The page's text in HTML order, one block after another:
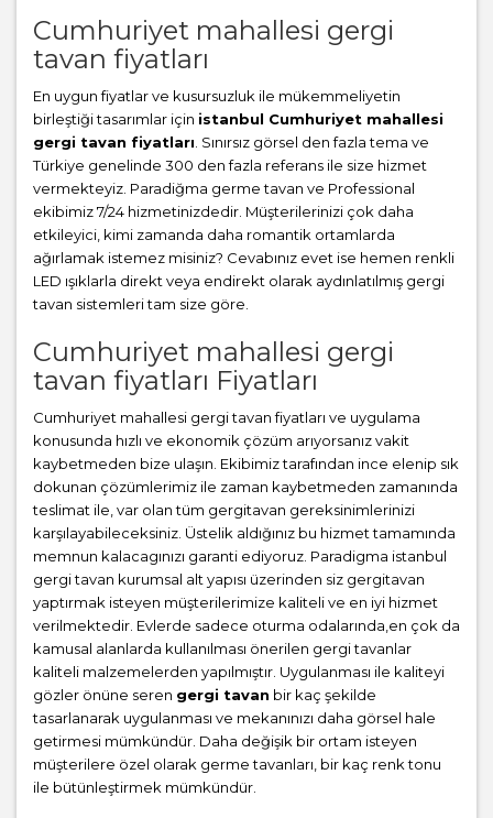
Cumhuriyet mahallesi gergi
tavan fiyatları
En uygun fiyatlar ve kusursuzluk ile mükemmeliyetin
birleştiği tasarımlar için istanbul Cumhuriyet mahallesi
gergi tavan fiyatları . Sınırsız görsel den fazla tema ve
Türkiye genelinde 300 den fazla referans ile size hizmet
vermekteyiz. Paradiğma germe tavan ve Professional
ekibimiz 7/24 hizmetinizdedir. Müşterilerinizi çok daha
etkileyici, kimi zamanda daha romantik ortamlarda
ağırlamak istemez misiniz? Cevabınız evet ise hemen renkli
LED ışıklarla direkt veya endirekt olarak aydınlatılmış gergi
tavan sistemleri tam size göre.
Cumhuriyet mahallesi gergi
tavan fiyatları Fiyatları
Cumhuriyet mahallesi gergi tavan fiyatları ve uygulama
konusunda hızlı ve ekonomik çözüm arıyorsanız vakit
kaybetmeden bize ulaşın. Ekibimiz tarafından ince elenip sık
dokunan çözümlerimiz ile zaman kaybetmeden zamanında
teslimat ile, var olan tüm gergitavan gereksinimlerinizi
karşılayabileceksiniz. Üstelik aldığınız bu hizmet tamamında
memnun kalacagınızı garanti ediyoruz. Paradigma istanbul
gergi tavan kurumsal alt yapısı üzerinden siz gergitavan
yaptırmak isteyen müşterilerimize kaliteli ve en iyi hizmet
verilmektedir. Evlerde sadece oturma odalarında,en çok da
kamusal alanlarda kullanılması önerilen gergi tavanlar
kaliteli malzemelerden yapılmıştır. Uygulanması ile kaliteyi
gözler önüne seren gergi tavan bir kaç şekilde
tasarlanarak uygulanması ve mekanınızı daha görsel hale
getirmesi mümkündür. Daha değişik bir ortam isteyen
müşterilere özel olarak germe tavanları, bir kaç renk tonu
ile bütünleştirmek mümkündür.